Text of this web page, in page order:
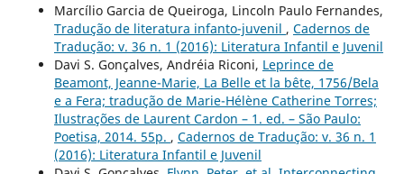
Marcílio Garcia de Queiroga, Lincoln Paulo Fernandes,
Tradução de literatura infanto-juvenil , Cadernos de
Tradução: v. 36 n. 1 (2016): Literatura Infantil e Juvenil
Davi S. Gonçalves, Andréia Riconi, Leprince de
Beamont, Jeanne-Marie, La Belle et la bête, 1756/Bela
e a Fera; tradução de Marie-Hélène Catherine Torres;
Ilustrações de Laurent Cardon – 1. ed. – São Paulo:
Poetisa, 2014. 55p. , Cadernos de Tradução: v. 36 n. 1
(2016): Literatura Infantil e Juvenil